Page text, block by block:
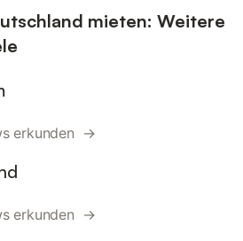
mieten: Weitere
erkunden →
erkunden →